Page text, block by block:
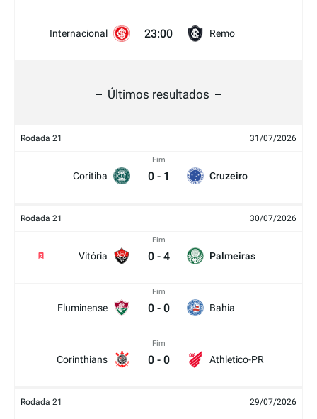
Internacional 23:00 Remo
Últimos resultados
Rodada 21 31/07/2026
Coritiba
Fim
0 - 1 Cruzeiro
Rodada 21 30/07/2026
Vitória
2
Fim
0 - 4 Palmeiras
Fluminense
Fim
0 - 0 Bahia
Corinthians
Fim
0 - 0 Athletico-PR
Rodada 21 29/07/2026